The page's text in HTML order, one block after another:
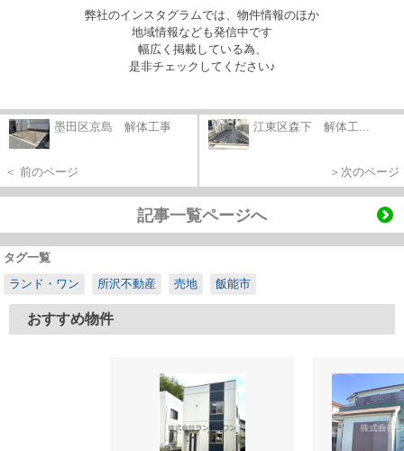
弊社のインスタグラムでは、物件情報のほか
地域情報なども発信中です
幅広く掲載している為、
是非チェックしてください♪
墨田区京島 解体工事
＜ 前のページ
江東区森下 解体工...
＞次のページ
記事一覧ページへ
タグ一覧
ランド・ワン
所沢不動産 売地 飯能市
おすすめ物件